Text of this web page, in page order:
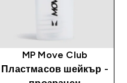
MP Move Club
Пластмасов шейкър -